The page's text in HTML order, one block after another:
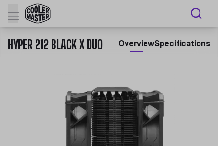
HYPER 212 BLACK X DUO OverviewSpecifications